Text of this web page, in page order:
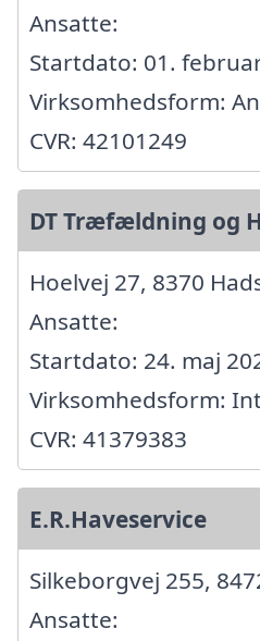
Ansatte:
Startdato: 01.
Virksomhedsform:
CVR: 42101249
DT Træfældning og
Hoelvej 27, 8370
Ansatte:
Startdato: 24. maj
Virksomhedsform:
CVR: 41379383
E.R.Haveservice
Silkeborgvej 255,
Ansatte: